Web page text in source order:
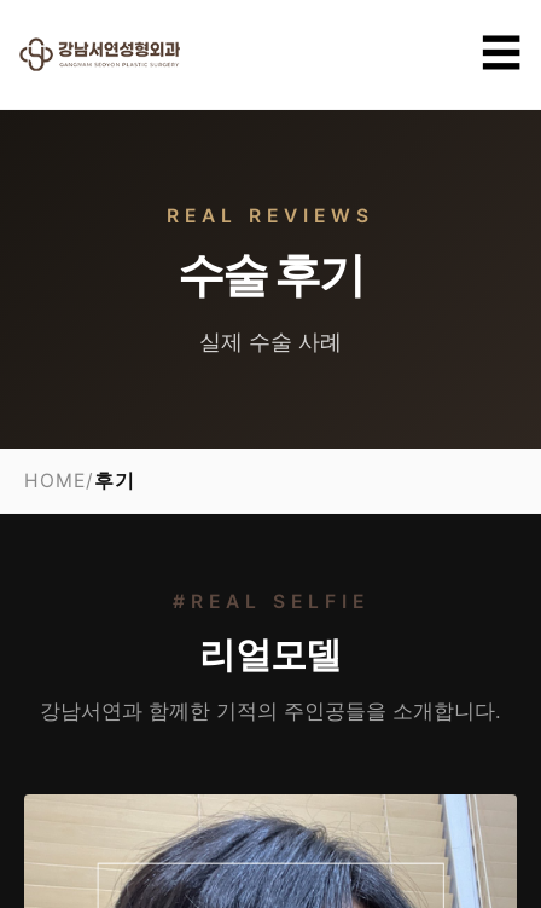
☰
REAL REVIEWS
수술 후기
실제 수술 사례
HOME/후기
#REAL SELFIE
리얼모델
강남서연과 함께한 기적의 주인공들을 소개합니다.